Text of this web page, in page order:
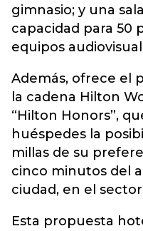
gimnasio; y una
capacidad para 50
equipos
Además, ofrece el
la cadena Hilton
“Hilton Honors”,
huéspedes la
millas de su
cinco minutos del
ciudad, en el
Esta propuesta